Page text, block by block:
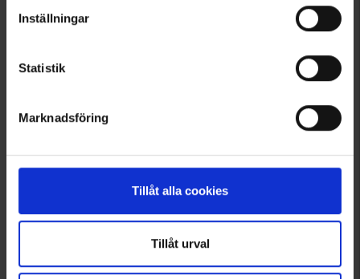
Inställningar
Statistik
Marknadsföring
Tillåt alla cookies
Tillåt urval